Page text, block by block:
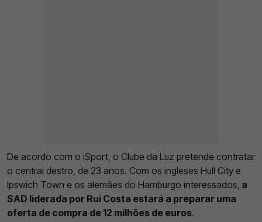
De acordo com o iSport, o Clube da Luz pretende contratar
o central destro, de 23 anos. Com os ingleses Hull City e
Ipswich Town e os alemães do Hamburgo interessados, a
SAD liderada por Rui Costa estará a preparar uma
oferta de compra de 12 milhões de euros.